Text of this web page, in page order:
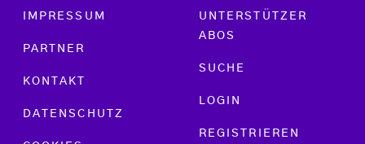
Footer menu
IMPRESSUM
PARTNER
KONTAKT
DATENSCHUTZ
UNTERSTÜTZER
ABOS
SUCHE
LOGIN
REGISTRIEREN